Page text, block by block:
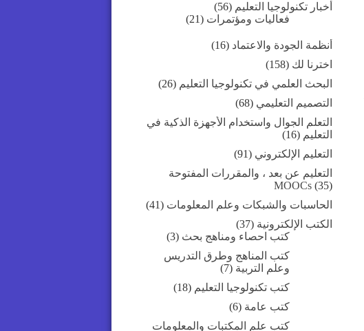
أخبار تكنولوجيا التعليم (56)
فعاليات ومؤتمرات (21)
أنظمة الجودة والاعتماد (16)
اخترنا لك (158)
البحث العلمي في تكنولوجيا التعليم (26)
التصميم التعليمي (68)
التعلم الجوال واستخدام الأجهزة الذكية في
التعليم (16)
التعليم الإلكتروني (91)
التعليم عن بعد ، والمقررات المفتوحة
MOOCs(35)
الحاسبات والشبكات وعلم المعلومات (41)
الكتب الإلكترونية (37)
كتب احصاء ومناهج بحث (3)
كتب المناهج وطرق التدريس
وعلم التربية (7)
كتب تكنولوجيا التعليم (18)
كتب عامة (6)
كتب علم المكتبات والمعلومات